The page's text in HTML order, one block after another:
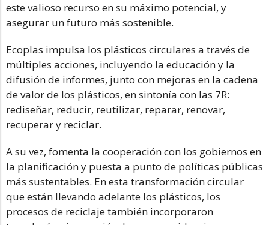
este valioso recurso en su máximo potencial, y
asegurar un futuro más sostenible.
Ecoplas impulsa los plásticos circulares a través de
múltiples acciones, incluyendo la educación y la
difusión de informes, junto con mejoras en la cadena
de valor de los plásticos, en sintonía con las 7R:
rediseñar, reducir, reutilizar, reparar, renovar,
recuperar y reciclar.
A su vez, fomenta la cooperación con los gobiernos en
la planificación y puesta a punto de políticas públicas
más sustentables. En esta transformación circular
que están llevando adelante los plásticos, los
procesos de reciclaje también incorporaron